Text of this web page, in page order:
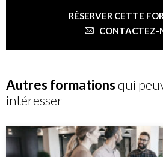
RÉSERVER CETTE
CONTACTEZ-
Autres formationsqui
intéresser